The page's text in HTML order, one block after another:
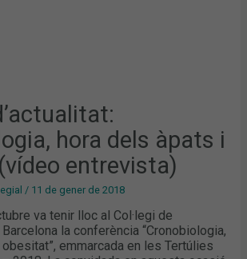
hora dels àpats i
entrevista)
/ 11 de gener de 2018
va tenir lloc al Col·legi de
la conferència “Cronobiologia,
emmarcada en les Tertúlies